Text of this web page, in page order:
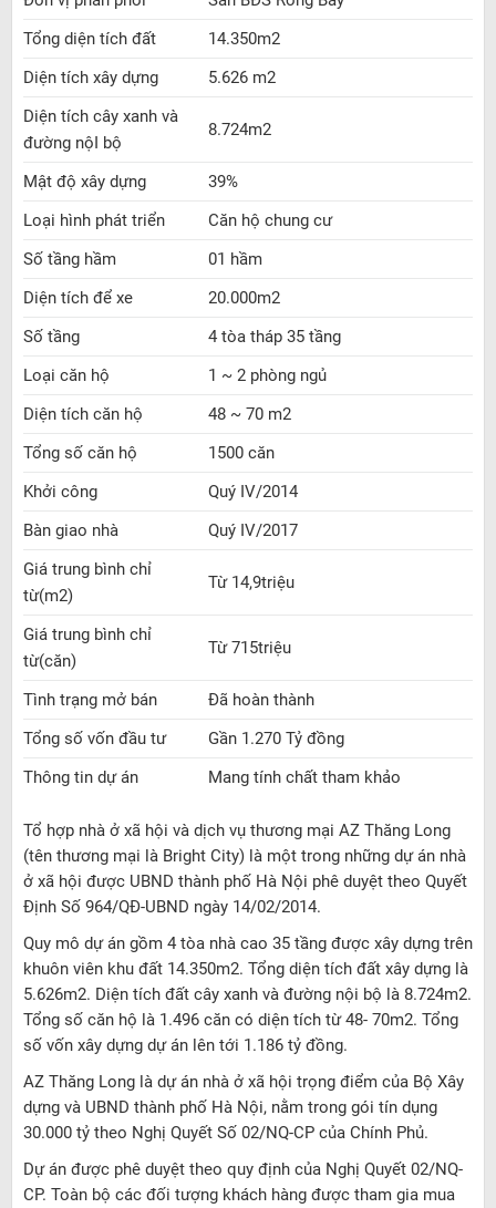
Tổng diện tích đất
14.350m2
Diện tích xây dựng
5.626 m2
Diện tích cây xanh và
đường nộI bộ
8.724m2
Mật độ xây dựng
39%
Loại hình phát triển
Căn hộ chung cư
Số tầng hầm
01 hầm
Diện tích để xe
20.000m2
Số tầng
4 tòa tháp 35 tầng
Loại căn hộ
1 ~ 2 phòng ngủ
Diện tích căn hộ
48 ~ 70 m2
Tổng số căn hộ
1500 căn
Khởi công
Quý IV/2014
Bàn giao nhà
Quý IV/2017
Giá trung bình chỉ
từ(m2)
Từ 14,9triệu
Giá trung bình chỉ
từ(căn)
Từ 715triệu
Tình trạng mở bán
Đã hoàn thành
Tổng số vốn đầu tư
Gần 1.270 Tỷ đồng
Thông tin dự án
Mang tính chất tham khảo
Tổ hợp nhà ở xã hội và dịch vụ thương mại AZ Thăng Long
(tên thương mại là Bright City) là một trong những dự án nhà
ở xã hội được UBND thành phố Hà Nội phê duyệt theo Quyết
Định Số 964/QĐ-UBND ngày 14/02/2014.
Quy mô dự án gồm 4 tòa nhà cao 35 tầng được xây dựng trên
khuôn viên khu đất 14.350m2. Tổng diện tích đất xây dựng là
5.626m2. Diện tích đất cây xanh và đường nội bộ là 8.724m2.
Tổng số căn hộ là 1.496 căn có diện tích từ 48- 70m2. Tổng
số vốn xây dựng dự án lên tới 1.186 tỷ đồng.
AZ Thăng Long là dự án nhà ở xã hội trọng điểm của Bộ Xây
dựng và UBND thành phố Hà Nội, nằm trong gói tín dụng
30.000 tỷ theo Nghị Quyết Số 02/NQ-CP của Chính Phủ.
Dự án được phê duyệt theo quy định của Nghị Quyết 02/NQ-
CP. Toàn bộ các đối tượng khách hàng được tham gia mua